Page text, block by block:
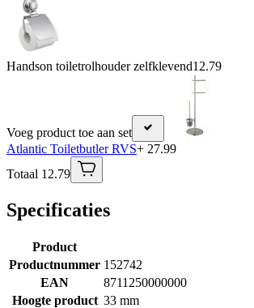
Handson toiletrolhouder zelfklevend12.79
Voeg product toe aan set
Atlantic Toiletbutler RVS+ 27.99
Totaal 12.79
Specificaties
Product
Productnummer 152742
EAN
8711250000000
Hoogte product 33 mm